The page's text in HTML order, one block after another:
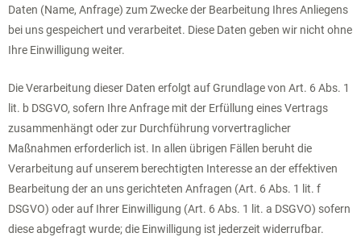
Daten (Name, Anfrage) zum Zwecke der Bearbeitung Ihres Anliegens
bei uns gespeichert und verarbeitet. Diese Daten geben wir nicht ohne
Ihre Einwilligung weiter.
Die Verarbeitung dieser Daten erfolgt auf Grundlage von Art. 6 Abs. 1
lit. b DSGVO, sofern Ihre Anfrage mit der Erfüllung eines Vertrags
zusammenhängt oder zur Durchführung vorvertraglicher
Maßnahmen erforderlich ist. In allen übrigen Fällen beruht die
Verarbeitung auf unserem berechtigten Interesse an der effektiven
Bearbeitung der an uns gerichteten Anfragen (Art. 6 Abs. 1 lit. f
DSGVO) oder auf Ihrer Einwilligung (Art. 6 Abs. 1 lit. a DSGVO) sofern
diese abgefragt wurde; die Einwilligung ist jederzeit widerrufbar.